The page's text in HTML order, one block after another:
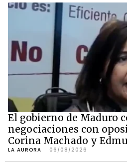
El gobierno de Maduro
negociaciones con
Corina Machado y
LA AURORA 06/08/2026